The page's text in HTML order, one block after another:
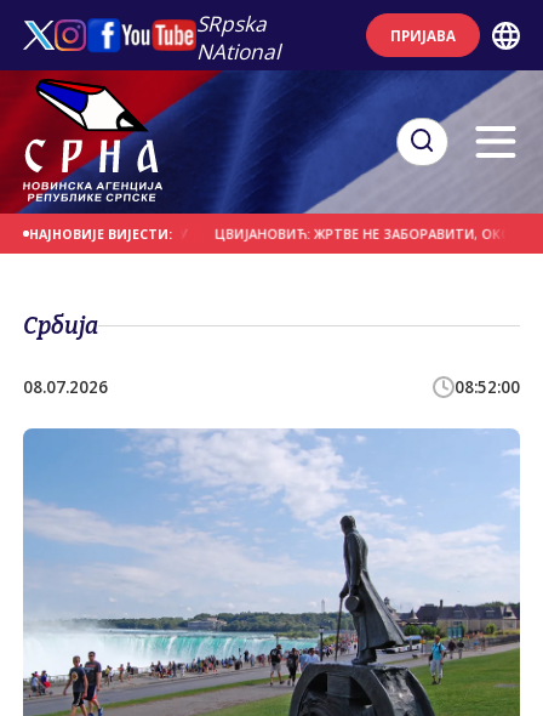
SRpska
NAtional
ПРИЈАВА
НАЈНОВИЈЕ ВИЈЕСТИ:
НА ПРВОМ МЈЕСТУ ЦВИЈАНОВИЋ: ЖРТВЕ НЕ ЗАБОРАВИТИ, ОКО СРПСКЕ
Србија
08.07.2026 08:52:00